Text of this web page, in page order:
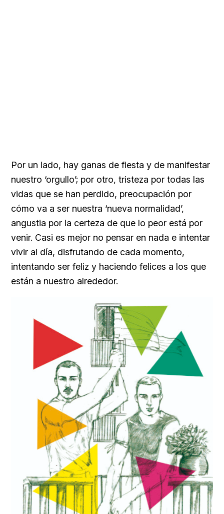
Por un lado, hay ganas de fiesta y de manifestar
nuestro ‘orgullo’; por otro, tristeza por todas las
vidas que se han perdido, preocupación por
cómo va a ser nuestra ‘nueva normalidad’,
angustia por la certeza de que lo peor está por
venir. Casi es mejor no pensar en nada e intentar
vivir al día, disfrutando de cada momento,
intentando ser feliz y haciendo felices a los que
están a nuestro alrededor.